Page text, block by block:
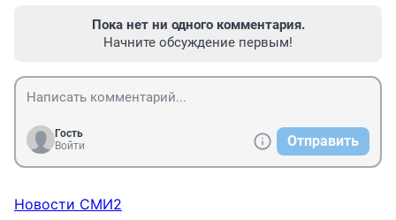
Пока нет ни одного комментария.
Начните обсуждение первым!
Гость
Войти
Отправить
Новости СМИ2